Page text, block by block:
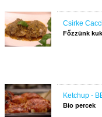
Csirke
Főzzünk
Ketchup -
Bio percek